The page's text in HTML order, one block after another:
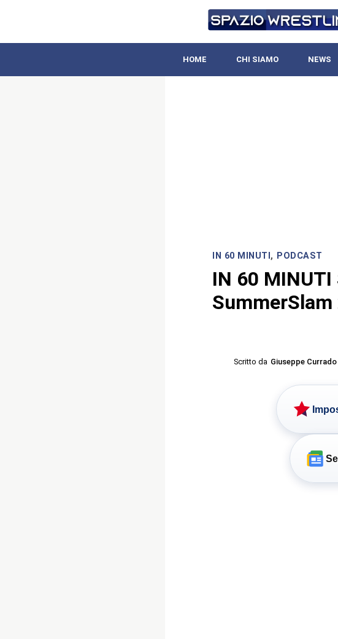
HOME CHI SIAMO NEWS
IN 60 MINUTI, PODCAST
IN 60 MINUTI
SummerSlam
Scritto da Giuseppe Currado